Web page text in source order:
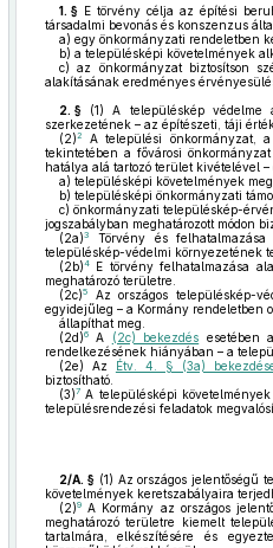
1. §E törvény célja az építési
társadalmi bevonás és konszenzus
a) egy önkormányzati rendeletben
b) a településképi követelmények
c) az önkormányzat biztosítson
alakításának eredményes
2. §(1) A településkép védelme
szerkezetének – az építészeti, táji
(2)2
A települési önkormányzat,
tekintetében a fővárosi
hatálya alá tartozó terület kivételével
a) településképi követelmények
b) településképi önkormányzati
c) önkormányzati településkép-
jogszabályban meghatározott módon
(2a)3Törvény és felhatalmazása
településkép-védelmi környezetének
(2b)4E törvény felhatalmazása
meghatározó területre.
(2c)5Az országos településkép-
egyidejűleg – a Kormány rendeletben
állapíthat meg.
(2d)6A (2c) bekezdés esetében
rendelkezésének hiányában – a
(2e) Az Étv. 4. § (3a)
biztosítható.
(3)7A településképi
településrendezési feladatok
2/A. §(1) Az országos jelentőségű
követelmények keretszabályaira
(2)9A Kormány az országos
meghatározó területre kiemelt
tartalmára, elkészítésére és